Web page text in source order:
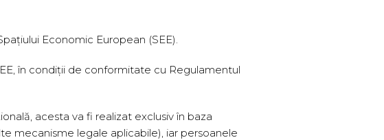
Economic European (SEE).
în condiții de conformitate cu Regulamentul
acesta va fi realizat exclusiv în baza
mecanisme legale aplicabile), iar persoanele